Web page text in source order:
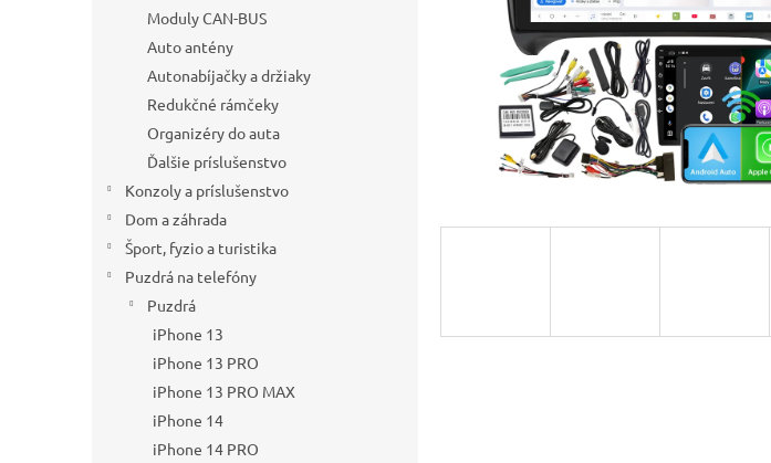
Moduly CAN-BUS
Auto antény
Autonabíjačky a držiaky
Redukčné rámčeky
Organizéry do auta
Ďalšie príslušenstvo
Konzoly a príslušenstvo
Dom a záhrada
Šport, fyzio a turistika
Puzdrá na telefóny
Puzdrá
iPhone 13
iPhone 13 PRO
iPhone 13 PRO MAX
iPhone 14
iPhone 14 PRO